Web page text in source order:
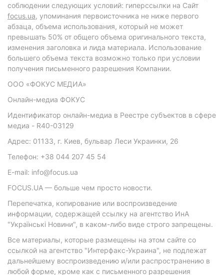
соблюдении следующих условий: гиперссылки на Сайт
focus.ua, упоминания первоисточника не ниже первого
абзаца, объема использования, который не может
превышать 50% от общего объема оригинального текста,
изменения заголовка и лида материала. Использование
большего объема текста возможно только при условии
получения письменного разрешения Компании.
ООО «ФОКУС МЕДИА»
Онлайн-медиа ФОКУС
Идентификатор онлайн-медиа в Реестре субъектов в сфере
медиа - R40-03129
Адрес: 01133, г. Киев, бульвар Леси Украинки, 26
Телефон: +38 044 207 45 54
E-mail: info@focus.ua
FOCUS.UA — больше чем просто новости.
Перепечатка, копирование или воспроизведение
информации, содержащей ссылку на агентство ИнА
"Українські Новини", в каком-либо виде строго запрещены.
Все материалы, которые размещены на этом сайте со
ссылкой на агентство "Интерфакс-Украина", не подлежат
дальнейшему воспроизведению и/или распространению в
любой форме, кроме как с письменного разрешения